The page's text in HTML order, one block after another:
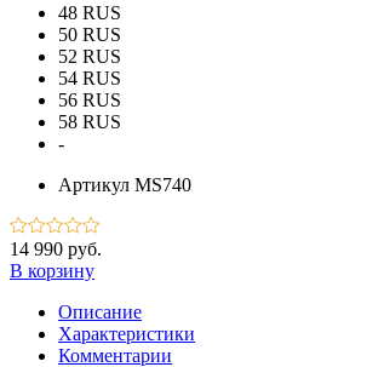
48 RUS
50 RUS
52 RUS
54 RUS
56 RUS
58 RUS
-
Артикул MS740
14 990 руб.
В корзину
Описание
Характеристики
Комментарии